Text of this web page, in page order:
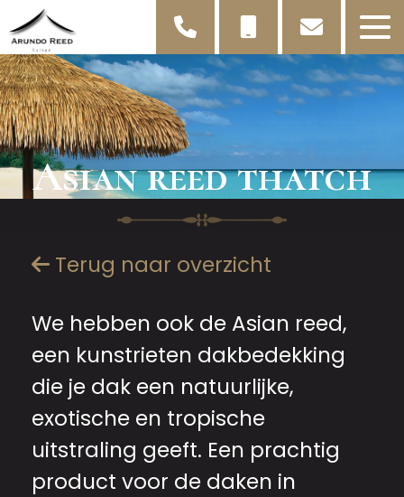
Asian reed thatch
Terug naar overzicht
We hebben ook de Asian reed,
een kunstrieten dakbedekking
die je dak een natuurlijke,
exotische en tropische
uitstraling geeft. Een prachtig
product voor de daken in